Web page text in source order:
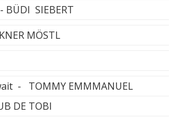
BÜDI SIEBERT
MÖSTL
- TOMMY EMMMANUEL
DE TOBI